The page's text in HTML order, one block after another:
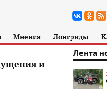
Мнения Лонгриды
и
Лента